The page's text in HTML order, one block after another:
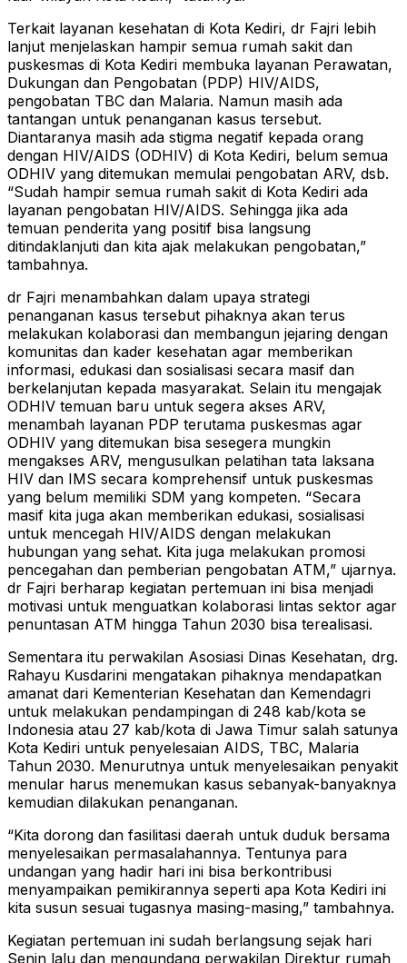
Terkait layanan kesehatan di Kota Kediri, dr Fajri lebih
lanjut menjelaskan hampir semua rumah sakit dan
puskesmas di Kota Kediri membuka layanan Perawatan,
Dukungan dan Pengobatan (PDP) HIV/AIDS,
pengobatan TBC dan Malaria. Namun masih ada
tantangan untuk penanganan kasus tersebut.
Diantaranya masih ada stigma negatif kepada orang
dengan HIV/AIDS (ODHIV) di Kota Kediri, belum semua
ODHIV yang ditemukan memulai pengobatan ARV, dsb.
“Sudah hampir semua rumah sakit di Kota Kediri ada
layanan pengobatan HIV/AIDS. Sehingga jika ada
temuan penderita yang positif bisa langsung
ditindaklanjuti dan kita ajak melakukan pengobatan,”
tambahnya.
dr Fajri menambahkan dalam upaya strategi
penanganan kasus tersebut pihaknya akan terus
melakukan kolaborasi dan membangun jejaring dengan
komunitas dan kader kesehatan agar memberikan
informasi, edukasi dan sosialisasi secara masif dan
berkelanjutan kepada masyarakat. Selain itu mengajak
ODHIV temuan baru untuk segera akses ARV,
menambah layanan PDP terutama puskesmas agar
ODHIV yang ditemukan bisa sesegera mungkin
mengakses ARV, mengusulkan pelatihan tata laksana
HIV dan IMS secara komprehensif untuk puskesmas
yang belum memiliki SDM yang kompeten. “Secara
masif kita juga akan memberikan edukasi, sosialisasi
untuk mencegah HIV/AIDS dengan melakukan
hubungan yang sehat. Kita juga melakukan promosi
pencegahan dan pemberian pengobatan ATM,” ujarnya.
dr Fajri berharap kegiatan pertemuan ini bisa menjadi
motivasi untuk menguatkan kolaborasi lintas sektor agar
penuntasan ATM hingga Tahun 2030 bisa terealisasi.
Sementara itu perwakilan Asosiasi Dinas Kesehatan, drg.
Rahayu Kusdarini mengatakan pihaknya mendapatkan
amanat dari Kementerian Kesehatan dan Kemendagri
untuk melakukan pendampingan di 248 kab/kota se
Indonesia atau 27 kab/kota di Jawa Timur salah satunya
Kota Kediri untuk penyelesaian AIDS, TBC, Malaria
Tahun 2030. Menurutnya untuk menyelesaikan penyakit
menular harus menemukan kasus sebanyak-banyaknya
kemudian dilakukan penanganan.
“Kita dorong dan fasilitasi daerah untuk duduk bersama
menyelesaikan permasalahannya. Tentunya para
undangan yang hadir hari ini bisa berkontribusi
menyampaikan pemikirannya seperti apa Kota Kediri ini
kita susun sesuai tugasnya masing-masing,” tambahnya.
Kegiatan pertemuan ini sudah berlangsung sejak hari
Senin lalu dan mengundang perwakilan Direktur rumah